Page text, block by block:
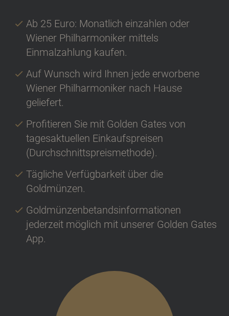
Ab 25 Euro: Monatlich einzahlen oder
Wiener Philharmoniker mittels
Einmalzahlung kaufen.
Auf Wunsch wird Ihnen jede erworbene
Wiener Philharmoniker nach Hause
geliefert.
Profitieren Sie mit Golden Gates von
tagesaktuellen Einkaufspreisen
(Durchschnittspreismethode).
Tägliche Verfügbarkeit über die
Goldmünzen.
Goldmünzenbetandsinformationen
jederzeit möglich mit unserer Golden Gates
App.